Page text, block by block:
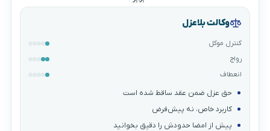
وکالت بلاعزل
کنترل موکل
رواج
انعطاف
حق عزل ضمن عقد ساقط شده است
کاربرد خاص، نه پیش‌فرض
پیش از امضا حدودش را دقیق بخوانید